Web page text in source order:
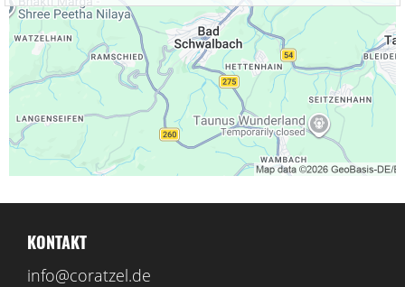
KONTAKT
info@coratzel.de